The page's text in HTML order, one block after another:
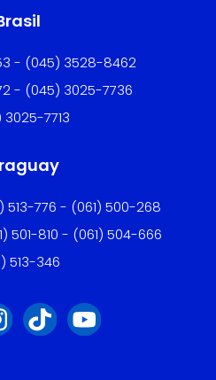
- (045) 3528-8462
- (045) 3025-7736
7713
513-776 - (061) 500-268
501-810 - (061) 504-666
513-346